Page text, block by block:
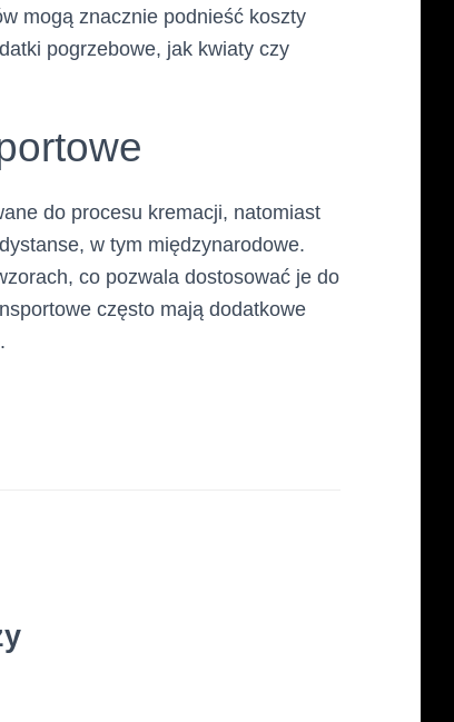
mogą znacznie podnieść koszty
pogrzebowe, jak kwiaty czy
do procesu kremacji, natomiast
w tym międzynarodowe.
co pozwala dostosować je do
często mają dodatkowe